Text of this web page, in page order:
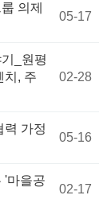
의제
05-17
_원평
치, 주
02-28
력 가정
05-16
'마을공
02-17